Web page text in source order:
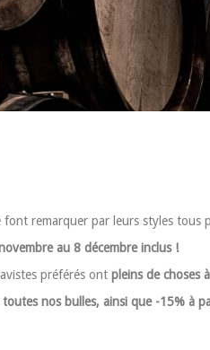
font remarquer par leurs styles
au 8 décembre inclus !
préférés ont pleins de choses
nos bulles, ainsi que -15% à